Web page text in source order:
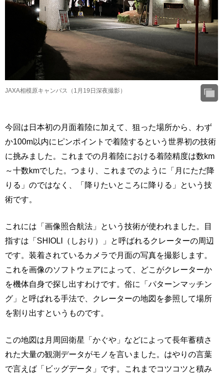
JAXA相模原キャンパス（1月19日深夜撮影）
今回は日本初の月面着陸に加えて、狙った場所から、わず
か100m以内にピンポイントで着陸するという世界初の技術
に挑みました。これまでの月着陸における着陸精度は数km
～十数kmでした。つまり、これまでのように「月にただ降
りる」のではなく、「降りたいところに降りる」という技
術です。
これには「画像照合航法」という技術が使われました。目
指すは「SHIOLI（しおり）」と呼ばれるクレーターの周辺
です。装着されているカメラで月面の写真を撮影します。
これを画像のソフトウェアによって、どこがクレーターか
を機体自身で探し出すわけです。俗に「パターンマッチン
グ」と呼ばれる手法で、クレーターの地図を参照して場所
を割り出すというものです。
この地図は月周回衛星「かぐや」などによって長年蓄積さ
れた大量の観測データがモノを言いました。はやりの言葉
で言えば「ビッグデータ」です。これまでコツコツと積み